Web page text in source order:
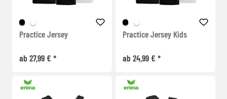
Practice Jersey
ab 27,99 € *
Practice Jersey Kids
ab 24,99 € *